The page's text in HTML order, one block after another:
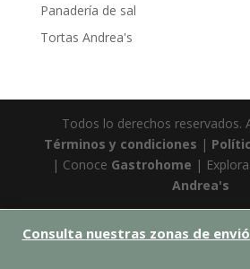
Panadería de sal
Tortas Andrea's
Todos lo derechos reservados.
Términos y condiciones |
| Conoce Gastrohome |
Andrea's
Consulta nuestras zonas de